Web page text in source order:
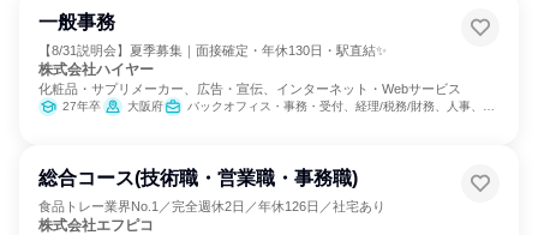
一般事務
【8/31説明会】夏季募集｜面接確定・年休130日・駅直結✨
株式会社ハイヤー
化粧品・サプリメーカー、広告・宣伝、インターネット・Webサービス
27年卒 大阪府 バックオフィス・事務・受付、経理/税務/財務、人事、総務
総合コース(技術職・営業職・事務職)
食品トレー業界No.1／完全週休2日／年休126日／社宅あり
株式会社エフピコ